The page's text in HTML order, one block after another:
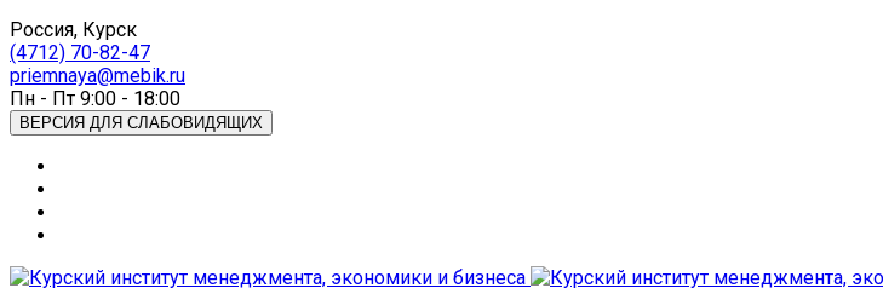
Россия, Курск
(4712) 70-82-47
priemnaya@mebik.ru
Пн - Пт 9:00 - 18:00
ВЕРСИЯ ДЛЯ СЛАБОВИДЯЩИХ